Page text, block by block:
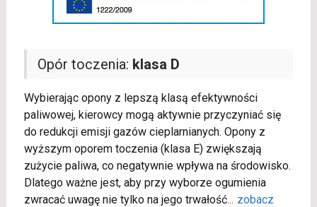
Opór toczenia: klasa D
Wybierając opony z lepszą klasą efektywności
paliwowej, kierowcy mogą aktywnie przyczyniać się
do redukcji emisji gazów cieplarnianych. Opony z
wyższym oporem toczenia (klasa E) zwiększają
zużycie paliwa, co negatywnie wpływa na środowisko.
Dlatego ważne jest, aby przy wyborze ogumienia
zwracać uwagę nie tylko na jego trwałość... zobacz